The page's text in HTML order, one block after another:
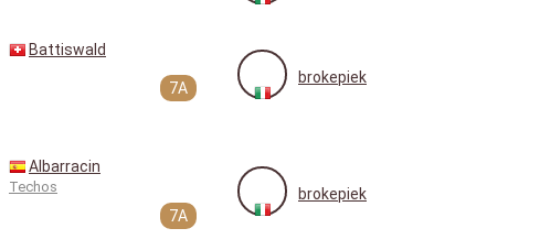
Battiswald
7A
brokepiek
Albarracin
Techos
7A
brokepiek